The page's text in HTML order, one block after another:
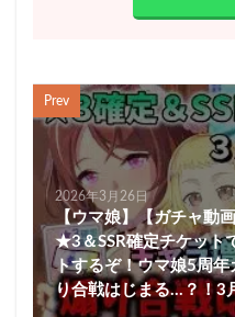
Prev
2026年3月26日
【ウマ娘】【ガチャ動
★3＆SSR確定チケット
トするぞ！ウマ娘5周
り合戦はじまる…？！3